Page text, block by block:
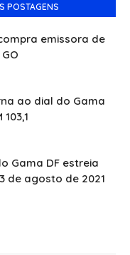
POSTAGENS
emissora de
ao dial do Gama
Gama DF estreia
de agosto de 2021